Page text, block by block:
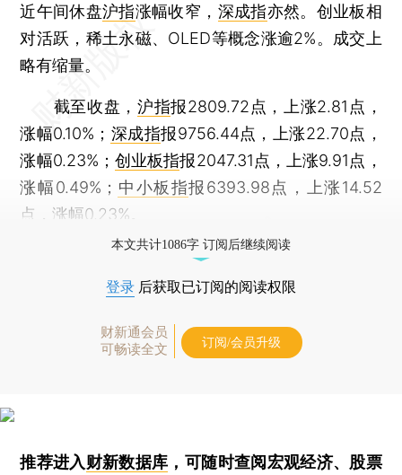
近午间休盘沪指涨幅收窄， 深成指亦然。创业板相
对活跃，稀土永磁、OLED等概念涨逾2%。成交上
略有缩量。
截至收盘，沪指报2809.72点，上涨2.81点，
涨幅0.10%； 深成指报9756.44点，上涨22.70点，
涨幅0.23%； 创业板指报2047.31点，上涨9.91点，
涨幅0.49%； 中小板指报6393.98点，上涨14.52
点，涨幅0.23%。
本文共计1086字 订阅后继续阅读
登录 后获取已订阅的阅读权限
财新通会员
可畅读全文
订阅/会员升级
推荐进入财新数据库 ，可随时查阅宏观经济、股票